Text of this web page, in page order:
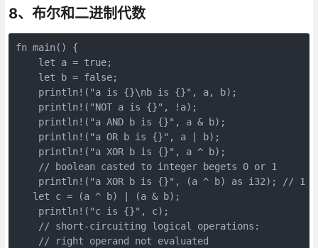
8、布尔和二进制代数
fn main() {
    let a = true;
    let b = false;
    println!("a is {}\nb is {}", a, b);
    println!("NOT a is {}", !a);
    println!("a AND b is {}", a & b);
    println!("a OR b is {}", a | b);
    println!("a XOR b is {}", a ^ b);
    // boolean casted to integer begets 0 or 1
    println!("a XOR b is {}", (a ^ b) as i32); // 1
   let c = (a ^ b) | (a & b);
    println!("c is {}", c);
    // short-circuiting logical operations:
    // right operand not evaluated